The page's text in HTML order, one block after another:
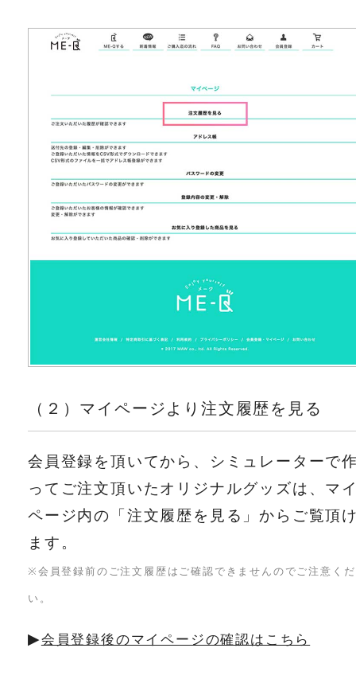
（２）マイページより注文履歴を見る
会員登録を頂いてから、シミュレーターで
ってご注文頂いたオリジナルグッズは、マ
ページ内の「注文履歴を見る」からご覧頂
ます。
※会員登録前のご注文履歴はご確認できませんのでご注意く
い。
▶︎会員登録後のマイページの確認はこちら